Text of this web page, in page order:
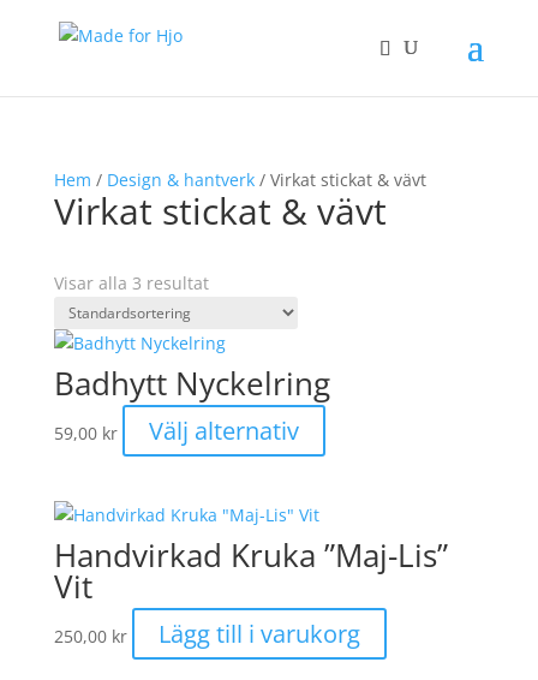
Hem / Design & hantverk/ Virkat stickat & vävt
Virkat stickat & vävt
Visar alla 3 resultat
Badhytt Nyckelring
59,00 kr Välj alternativ
här
varianter.
olika
alternativen
Handvirkad Kruka ”Maj-Lis”
Vit
250,00 kr Lägg till i varukorg